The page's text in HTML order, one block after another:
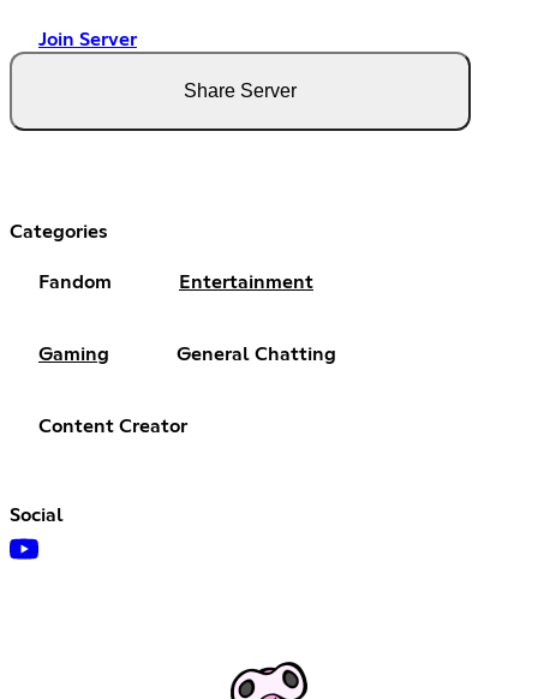
Join Server
Share Server
Categories
Fandom Entertainment
Gaming General Chatting
Content Creator
Social